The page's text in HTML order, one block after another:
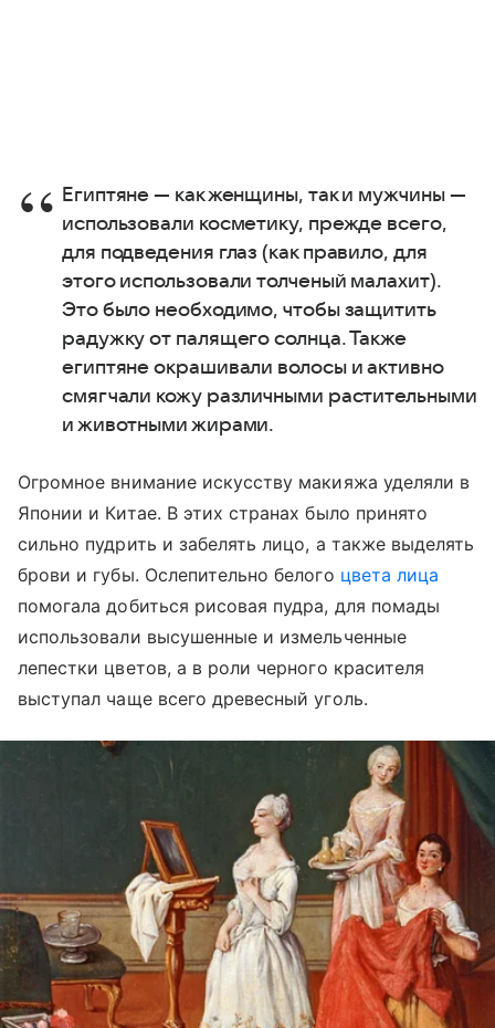
Египтяне — как женщины, так и мужчины —
использовали косметику, прежде всего,
для подведения глаз (как правило, для
этого использовали толченый малахит).
Это было необходимо, чтобы защитить
радужку от палящего солнца. Также
египтяне окрашивали волосы и активно
смягчали кожу различными растительными
и животными жирами.
Огромное внимание искусству макияжа уделяли в
Японии и Китае. В этих странах было принято
сильно пудрить и забелять лицо, а также выделять
брови и губы. Ослепительно белого цвета лица
помогала добиться рисовая пудра, для помады
использовали высушенные и измельченные
лепестки цветов, а в роли черного красителя
выступал чаще всего древесный уголь.